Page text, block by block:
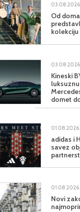
Od
kolekciju
03.08.2026.
Kineski
domet
01.08.2026.
adidas i
savez
01.08.2026.
Novi